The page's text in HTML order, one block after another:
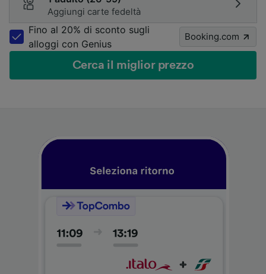
Aggiungi carte fedeltà
Fino al 20% di sconto sugli
alloggi con Genius
Booking.com
Cerca il miglior prezzo